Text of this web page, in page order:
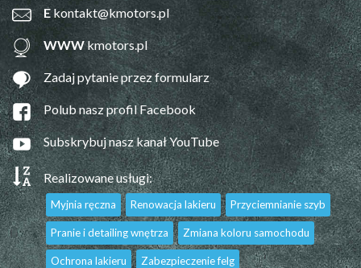
E kontakt@kmotors.pl
WWWkmotors.pl
Zadaj pytanie przez formularz
Polub nasz profil Facebook
Subskrybuj nasz kanał YouTube
Realizowane usługi:
Myjnia ręczna Renowacja lakieru Przyciemnianie szyb
Pranie i detailing wnętrza Zmiana koloru samochodu
Ochrona lakieru Zabezpieczenie felg